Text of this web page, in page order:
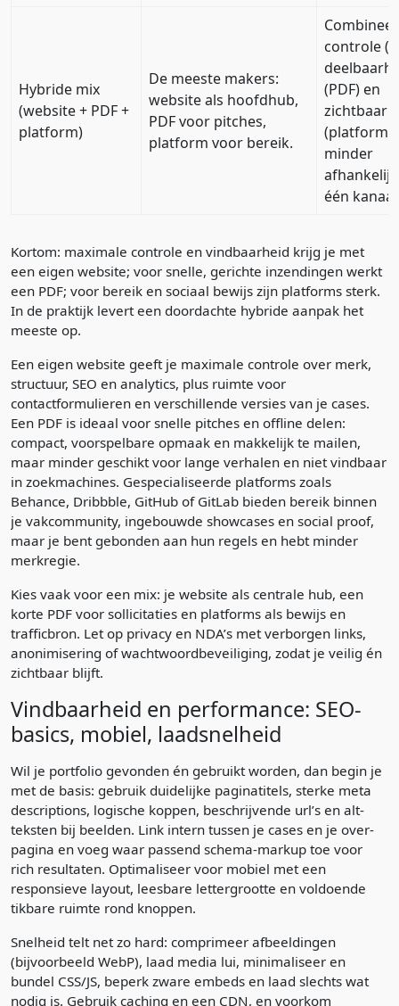
Hybride mix
(website + PDF +
platform)
De meeste makers:
website als hoofdhub,
PDF voor pitches,
platform voor bereik.
controle
(PDF) en
(platform);
minder
één
Kortom: maximale controle en vindbaarheid krijg je met
een eigen website; voor snelle, gerichte inzendingen werkt
een PDF; voor bereik en sociaal bewijs zijn platforms sterk.
In de praktijk levert een doordachte hybride aanpak het
meeste op.
Een eigen website geeft je maximale controle over merk,
structuur, SEO en analytics, plus ruimte voor
contactformulieren en verschillende versies van je cases.
Een PDF is ideaal voor snelle pitches en offline delen:
compact, voorspelbare opmaak en makkelijk te mailen,
maar minder geschikt voor lange verhalen en niet vindbaar
in zoekmachines. Gespecialiseerde platforms zoals
Behance, Dribbble, GitHub of GitLab bieden bereik binnen
je vakcommunity, ingebouwde showcases en social proof,
maar je bent gebonden aan hun regels en hebt minder
merkregie.
Kies vaak voor een mix: je website als centrale hub, een
korte PDF voor sollicitaties en platforms als bewijs en
trafficbron. Let op privacy en NDA’s met verborgen links,
anonimisering of wachtwoordbeveiliging, zodat je veilig én
zichtbaar blijft.
Vindbaarheid en performance: SEO-
basics, mobiel, laadsnelheid
Wil je portfolio gevonden én gebruikt worden, dan begin je
met de basis: gebruik duidelijke paginatitels, sterke meta
descriptions, logische koppen, beschrijvende url’s en alt-
teksten bij beelden. Link intern tussen je cases en je over-
pagina en voeg waar passend schema-markup toe voor
rich resultaten. Optimaliseer voor mobiel met een
responsieve layout, leesbare lettergrootte en voldoende
tikbare ruimte rond knoppen.
Snelheid telt net zo hard: comprimeer afbeeldingen
(bijvoorbeeld WebP), laad media lui, minimaliseer en
bundel CSS/JS, beperk zware embeds en laad slechts wat
nodig is. Gebruik caching en een CDN, en voorkom